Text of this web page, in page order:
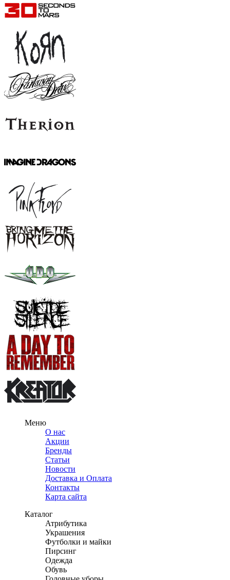
Меню
О нас
Акции
Бренды
Статьи
Новости
Доставка и Оплата
Контакты
Карта сайта
Каталог
Атрибутика
Украшения
Футболки и майки
Пирсинг
Одежда
Обувь